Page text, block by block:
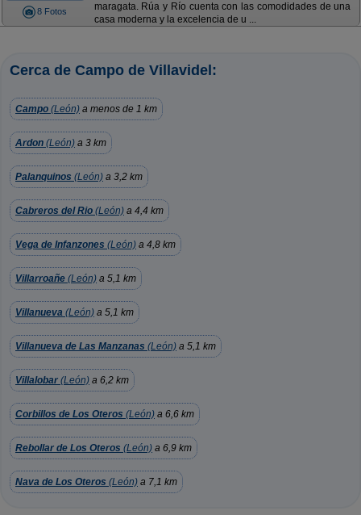
8 Fotos
maragata. Rúa y Río cuenta con las comodidades de una
casa moderna y la excelencia de u ...
Cerca de Campo de Villavidel:
Campo (León) a menos de 1 km
Ardon (León) a 3 km
Palanquinos (León) a 3,2 km
Cabreros del Rio (León) a 4,4 km
Vega de Infanzones (León) a 4,8 km
Villarroañe (León) a 5,1 km
Villanueva (León) a 5,1 km
Villanueva de Las Manzanas (León) a 5,1 km
Villalobar (León) a 6,2 km
Corbillos de Los Oteros (León) a 6,6 km
Rebollar de Los Oteros (León) a 6,9 km
Nava de Los Oteros (León) a 7,1 km